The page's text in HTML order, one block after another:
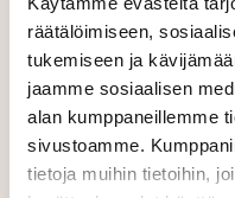
räätälöimiseen,
tukemiseen ja
jaamme sosiaalisen
alan kumppaneillemme
sivustoamme.
tietoja muihin tietoihin,
TouGo-sovelluksella
säännöllisesti mm.
kuvia lapsen ja
Hinnat
Rovaniemen Touhula-